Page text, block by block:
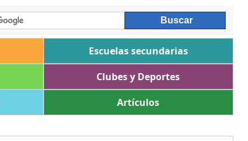
Escuelas secundarias
Clubes y Deportes
Artículos